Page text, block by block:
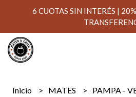
6 CUOTAS SIN INTERÉS |
Inicio MATES
PAMPA -